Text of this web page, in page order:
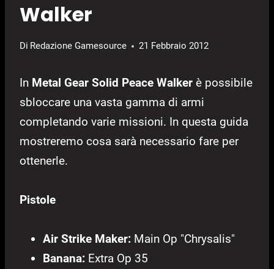
Walker
Di Redazione Gamesource 21 Febbraio 2012
In Metal Gear Solid Peace Walker è possibile
sbloccare una vasta gamma di armi
completando varie missioni. In questa guida
mostreremo cosa sarà necessario fare per
ottenerle.
Pistole
Air Strike Maker: Main Op "Chrysalis"
Banana: Extra Op 35